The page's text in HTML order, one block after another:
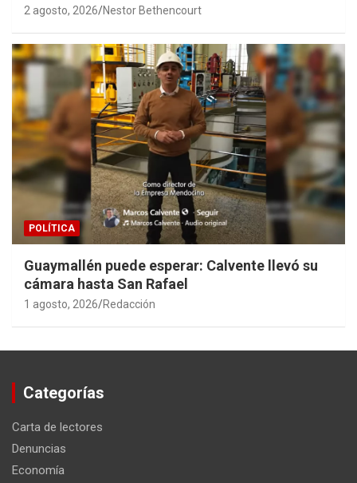
2 agosto, 2026 Nestor Bethencourt
POLÍTICA
Guaymallén puede esperar: Calvente llevó su
cámara hasta San Rafael
1 agosto, 2026 Redacción
Categorías
Carta de lectores
Denuncias
Economía